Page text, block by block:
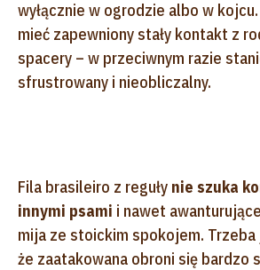
wyłącznie w ogrodzie albo w
mieć zapewniony stały kontakt z
spacery – w przeciwnym razie
sfrustrowany i nieobliczalny.
Fila brasileiro z reguły nie szuka
innymi psami i nawet
mija ze stoickim spokojem. Trzeba
że zaatakowana obroni się bardzo